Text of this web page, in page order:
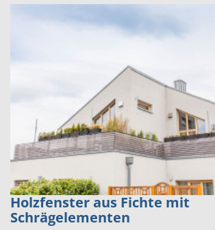
Holzfenster aus Fichte mit
Schrägelementen